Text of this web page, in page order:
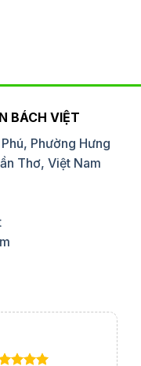
BÁCH VIỆT
Phường Hưng
Thơ, Việt Nam